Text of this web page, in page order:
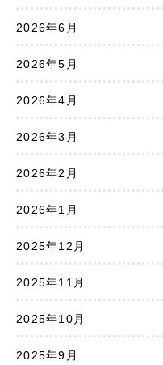
2026年6月
2026年5月
2026年4月
2026年3月
2026年2月
2026年1月
2025年12月
2025年11月
2025年10月
2025年9月